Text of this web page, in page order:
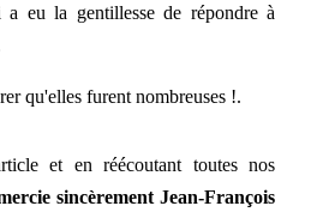
a eu la gentillesse de répondre à
qu'elles furent nombreuses !.
et en réécoutant toutes nos
sincèrement Jean-François